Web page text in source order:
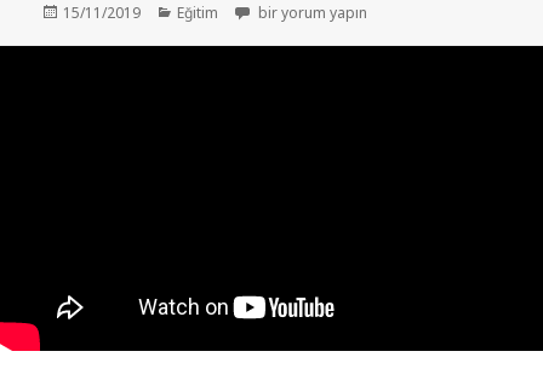
Yayın
15/11/2019 Kategoriler
Eğitim Uzay Boşluk Değilmiş – Genel Görelilik
bir yorum yapın